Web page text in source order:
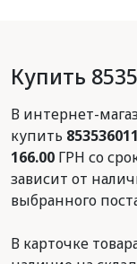
Купить
В интернет-
купить
166.00 ГРН со
зависит от
выбранного
В карточке